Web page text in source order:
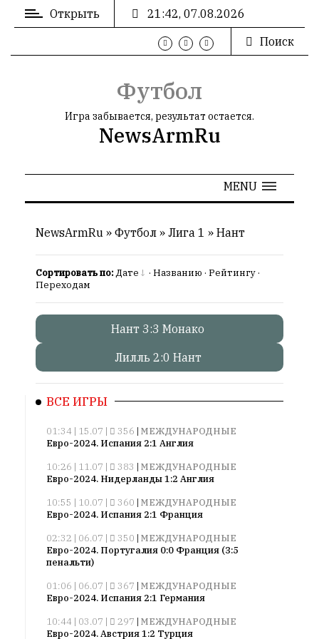
ВХОД
РЕКЛАМА
СТАТИСТИКА
Онлайн
всего:
Гостей:
Пользователей:
НАШИ
ПРАВИЛА
Тонкие
материалы
независимо
мыслящих.
Открыть
21:42, 07.08.2026
Поиск
Футбол
Игра забывается, результат остается.
NewsArmRu
MENU
NewsArmRu » Футбол » Лига 1 » Нант
Сортировать по:Дате · Названию · Рейтингу ·
Переходам
Нант 3:3 Монако
Лилль 2:0 Нант
ВСЕ ИГРЫ
01:34 | 15.07 | 356 | МЕЖДУНАРОДНЫЕ
Евро-2024. Испания 2:1 Англия
10:26 | 11.07 |
383 | МЕЖДУНАРОДНЫЕ
Евро-2024. Нидерланды 1:2 Англия
10:55 | 10.07 |
360 | МЕЖДУНАРОДНЫЕ
Евро-2024. Испания 2:1 Франция
02:32 | 06.07 |
350 | МЕЖДУНАРОДНЫЕ
Евро-2024. Португалия 0:0 Франция (3:5
пенальти)
01:06 | 06.07 |
367 | МЕЖДУНАРОДНЫЕ
Евро-2024. Испания 2:1 Германия
10:44 | 03.07 |
297 | МЕЖДУНАРОДНЫЕ
Евро-2024. Австрия 1:2 Турция